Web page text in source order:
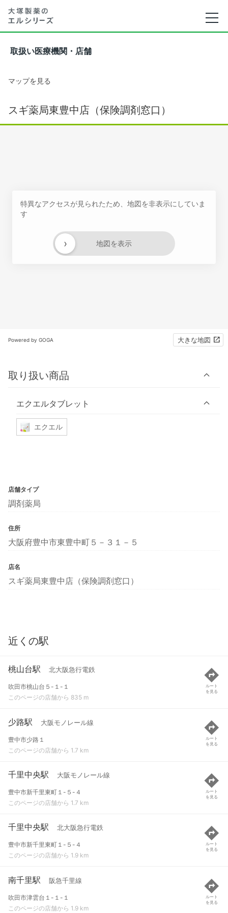
取扱い医療機関・店舗
マップを見る
スギ薬局東豊中店（保険調剤窓口）
特異なアクセスが見られたため、地図を非表示にしていま
す
地図を表示
›
Powered by GOGA 大きな地図
取り扱い商品
エクエルタブレット
エクエル
店舗タイプ
調剤薬局
住所
大阪府豊中市東豊中町５－３１－５
店名
スギ薬局東豊中店（保険調剤窓口）
近くの駅
桃山台駅 北大阪急行電鉄
吹田市桃山台５-１-１
このページの店舗から 835 m
ルート
を見る
少路駅 大阪モノレール線
豊中市少路１
このページの店舗から 1.7 km
ルート
を見る
千里中央駅 大阪モノレール線
豊中市新千里東町１-５-４
このページの店舗から 1.7 km
ルート
を見る
千里中央駅 北大阪急行電鉄
豊中市新千里東町１-５-４
このページの店舗から 1.9 km
ルート
を見る
南千里駅 阪急千里線
吹田市津雲台１-１-１
このページの店舗から 1.9 km
ルート
を見る